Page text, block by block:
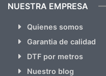
NUESTRA EMPRESA
Quienes somos
Garantia de calidad
DTF por metros
Nuestro blog